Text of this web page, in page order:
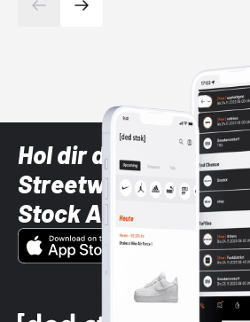
Hol dir die neuesten
Streetwear-Brands
Stock App